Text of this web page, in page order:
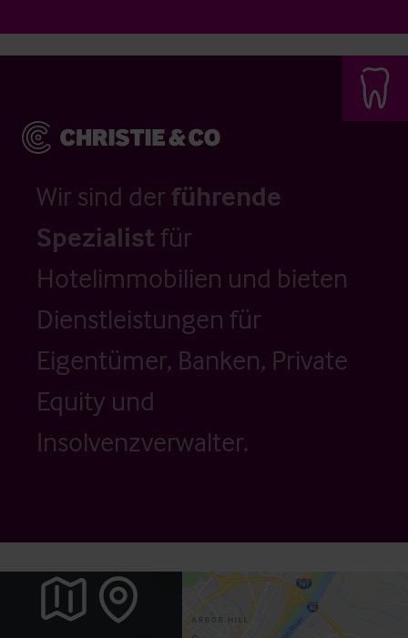
Wir sind der führende
Spezialistfür
Hotelimmobilien und bieten
Dienstleistungen für
Eigentümer, Banken, Private
Equity und
Insolvenzverwalter.